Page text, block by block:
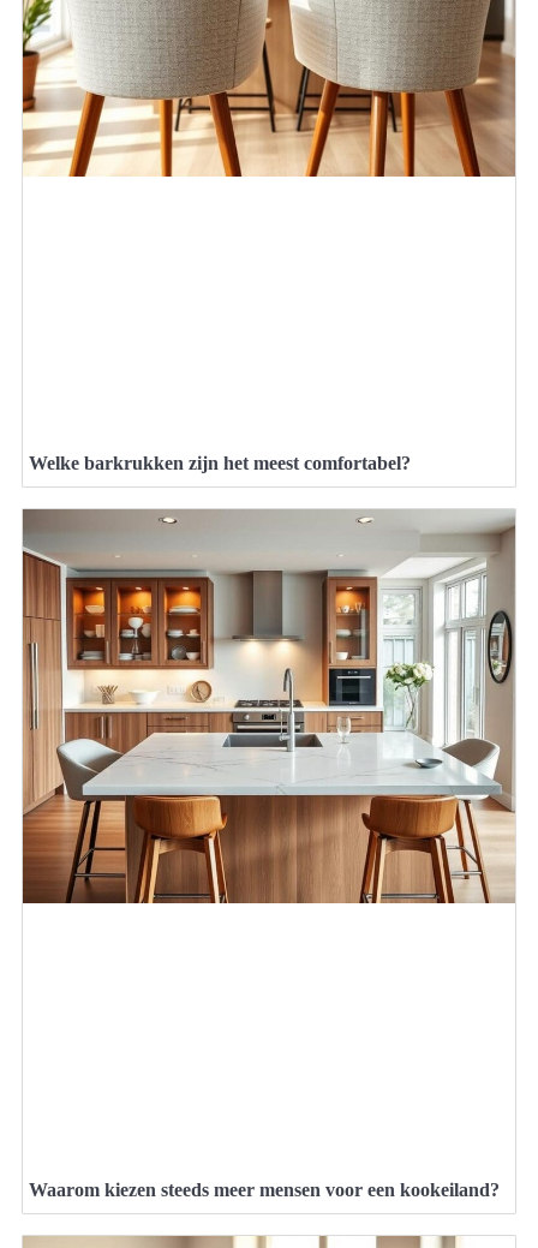
Welke barkrukken zijn het meest comfortabel?
Waarom kiezen steeds meer mensen voor een kookeiland?